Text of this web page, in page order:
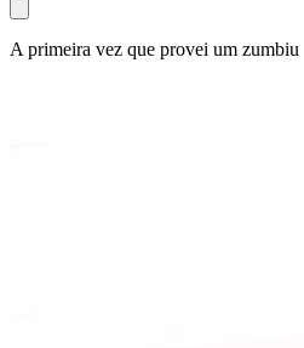
A primeira vez que provei um zumbiu